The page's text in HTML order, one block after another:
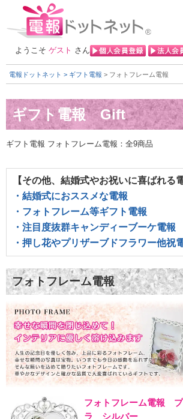
ようこそ ゲスト さん
電報ドットネット > ギフト電報 > フォトフレーム電報
ギフト電報 フォトフレーム電報：全9商品
【その他、結婚式やお祝いに喜ばれる
・結婚式におススメな電報
・フォトフレーム等ギフト電報
・注目度抜群キャンディーブーケ電報
・押し花やプリザーブドフラワー他祝
フォトフレーム電報
ラ シルバー